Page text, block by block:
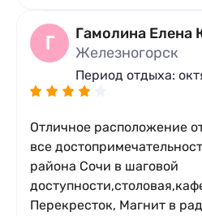
Г Гамолина Елена
Железногорск
Период отдыха:
Отличное расположение
все
района Сочи в шаговой
Перекресток, Магнит в